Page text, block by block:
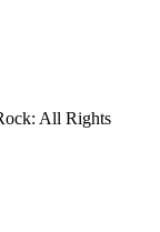
All Rights